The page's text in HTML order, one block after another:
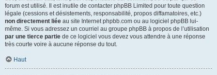
forum est utilisé. Il est inutile de contacter phpBB Limited pour toute question
légale (cessions et désistements, responsabilité, propos diffamatoires, etc.)
non directement liée au site Internet phpbb.com ou au logiciel phpBB lui-
même. Si vous adressez un courriel au groupe phpBB à propos de l’utilisation
par une tierce partie de ce logiciel vous devez vous attendre à une réponse
très courte voire à aucune réponse du tout.
Haut